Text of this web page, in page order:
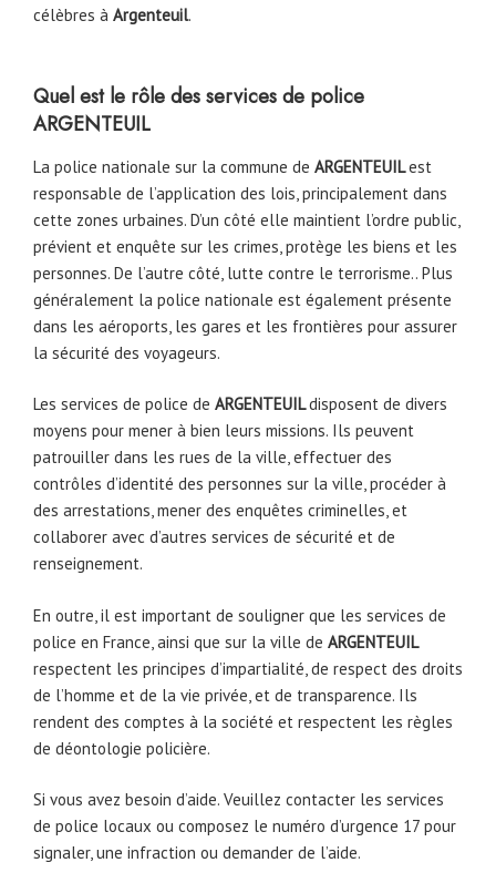
célèbres à Argenteuil.
Quel est le rôle des services de police
ARGENTEUIL
La police nationale sur la commune de ARGENTEUILest
responsable de l’application des lois, principalement dans
cette zones urbaines. D’un côté elle maintient l’ordre public,
prévient et enquête sur les crimes, protège les biens et les
personnes. De l’autre côté, lutte contre le terrorisme.. Plus
généralement la police nationale est également présente
dans les aéroports, les gares et les frontières pour assurer
la sécurité des voyageurs.
Les services de police de ARGENTEUILdisposent de divers
moyens pour mener à bien leurs missions. Ils peuvent
patrouiller dans les rues de la ville, effectuer des
contrôles d’identité des personnes sur la ville, procéder à
des arrestations, mener des enquêtes criminelles, et
collaborer avec d’autres services de sécurité et de
renseignement.
En outre, il est important de souligner que les services de
police en France, ainsi que sur la ville de ARGENTEUIL
respectent les principes d’impartialité, de respect des droits
de l’homme et de la vie privée, et de transparence. Ils
rendent des comptes à la société et respectent les règles
de déontologie policière.
Si vous avez besoin d’aide. Veuillez contacter les services
de police locaux ou composez le numéro d’urgence 17 pour
signaler, une infraction ou demander de l’aide.